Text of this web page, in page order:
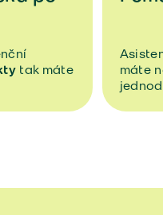
tak máte
máte